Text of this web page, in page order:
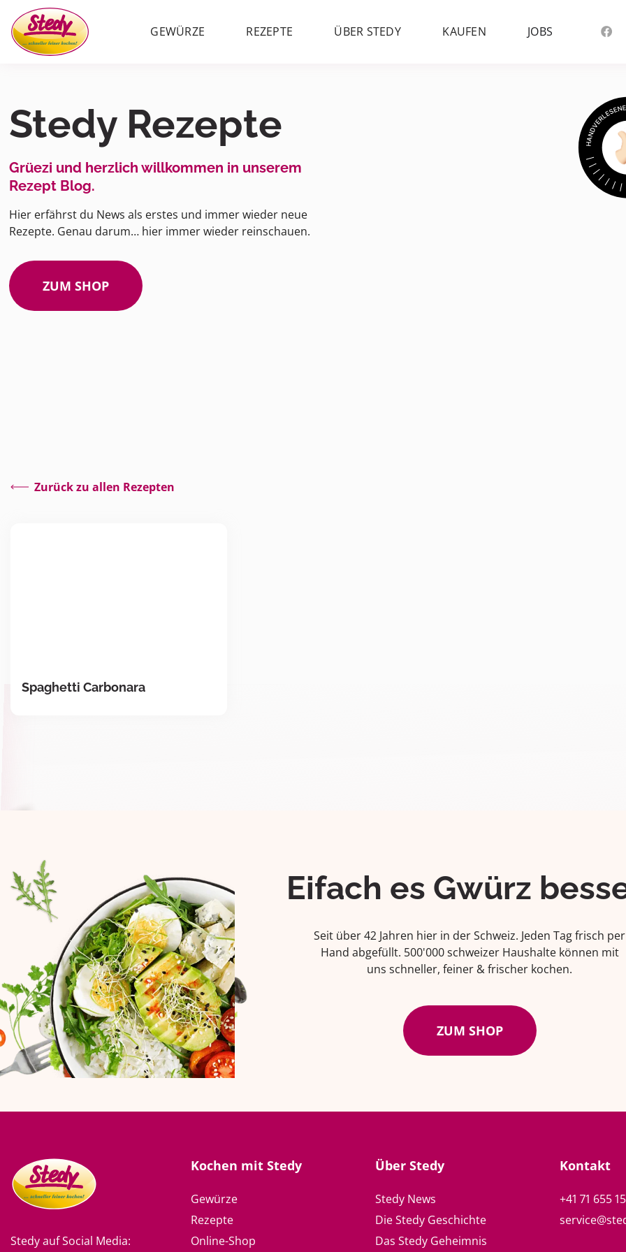
GEWÜRZE REZEPTE ÜBER STEDY KAUFEN JOBS
Stedy Rezepte
Grüezi und herzlich willkommen in unserem
Rezept Blog.
Hier erfährst du News als erstes und immer wieder neue
Rezepte. Genau darum… hier immer wieder reinschauen.
ZUM SHOP
Zurück zu allen Rezepten
Spaghetti Carbonara
Eifach es Gwürz
Seit über 42 Jahren hier in der Schweiz. Jeden Tag frisch per
Hand abgefüllt. 500'000 schweizer Haushalte können mit
uns schneller, feiner & frischer kochen.
ZUM SHOP
Stedy auf Social Media:
Kochen mit Stedy
Gewürze
Rezepte
Online-Shop
Über Stedy
Stedy News
Die Stedy Geschichte
Das Stedy Geheimnis
Kontakt
+41 71 655